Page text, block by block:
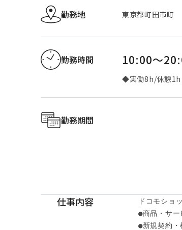
勤務地 東京都町田市町
勤務時間 10:00～
◆実働8h/休憩
勤務期間
仕事内容
ドコモショ
●商品・サ
●新規契約